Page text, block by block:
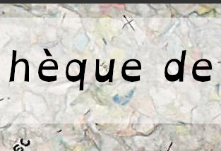
La